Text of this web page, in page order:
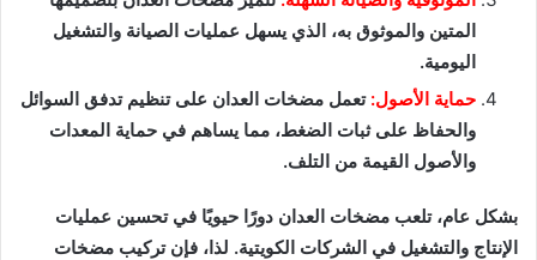
المتين والموثوق به، الذي يسهل عمليات الصيانة والتشغيل
اليومية.
حماية الأصول: تعمل مضخات العدان على تنظيم تدفق السوائل
والحفاظ على ثبات الضغط، مما يساهم في حماية المعدات
والأصول القيمة من التلف.
بشكل عام، تلعب مضخات العدان دورًا حيويًا في تحسين عمليات
الإنتاج والتشغيل في الشركات الكويتية. لذا، فإن تركيب مضخات